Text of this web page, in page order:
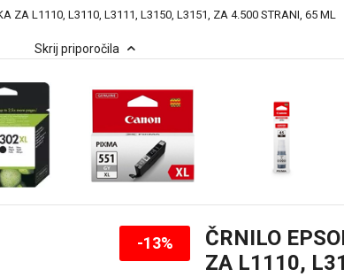
ZA L1110, L3110, L3111, L3150, L3151, ZA 4.500 STRANI, 65 ML
Skrij priporočila
ČRNILO
ZA L1110,
-13%